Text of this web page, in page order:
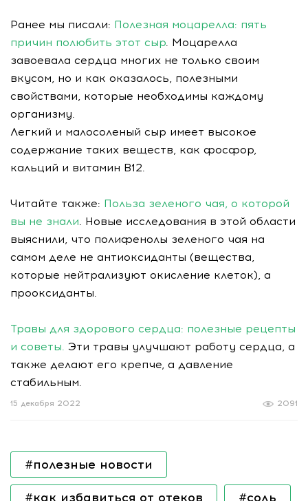
Ранее мы писали: Полезная моцарелла: пять
причин полюбить этот сыр. Моцарелла
завоевала сердца многих не только своим
вкусом, но и как оказалось, полезными
свойствами, которые необходимы каждому
организму.
Легкий и малосоленый сыр имеет высокое
содержание таких веществ, как фосфор,
кальций и витамин В12.
Читайте также: Польза зеленого чая, о которой
вы не знали. Новые исследования в этой области
выяснили, что полифенолы зеленого чая на
самом деле не антиоксиданты (вещества,
которые нейтрализуют окисление клеток), а
прооксиданты.
Травы для здорового сердца: полезные рецепты
и советы. Эти травы улучшают работу сердца, а
также делают его крепче, а давление
стабильным.
2091
15 декабря 2022
#полезные новости
#как избавиться от отеков #соль